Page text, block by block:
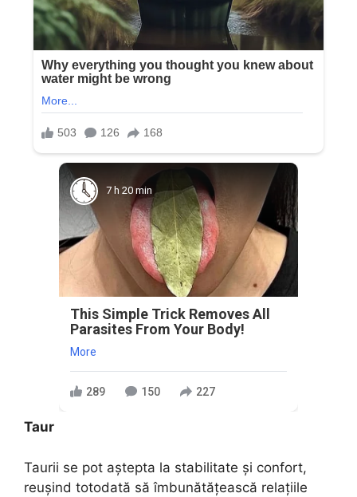
7 h 20 min
This Simple Trick Removes All
Parasites From Your Body!
More
289 150 227
Taur
Taurii se pot aștepta la stabilitate și confort,
reușind totodată să îmbunătățească relațiile